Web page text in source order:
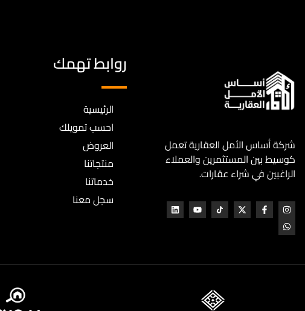
شركة أساس الأمل العقارية تعمل
كوسيط بين المستثمرين والعملاء
الراغبين في شراء عقارات.
روابط تهمك
الرئيسية
احسب تمويلك
العروض
منتجاتنا
خدماتنا
سجل معنا